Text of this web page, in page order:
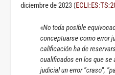
diciembre de 2023 (
«No toda posible
conceptuarse como error
calificación ha de
cualificados en los que se
judicial un error “craso”,